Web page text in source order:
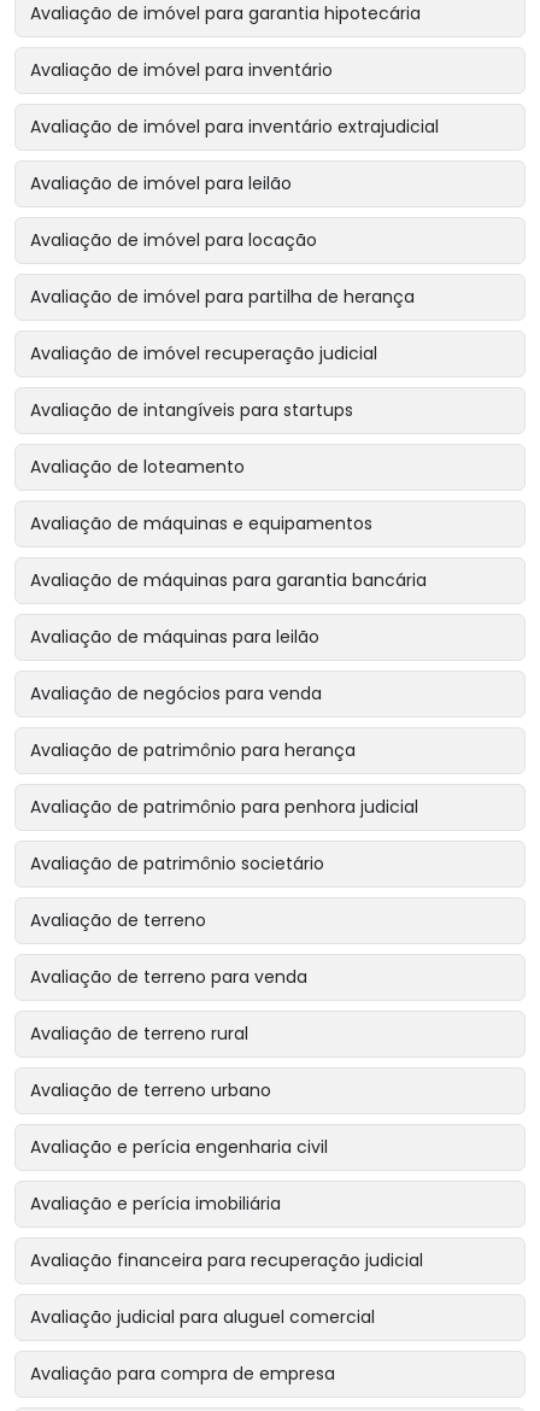
Avaliação de imóvel para garantia hipotecária
Avaliação de imóvel para inventário
Avaliação de imóvel para inventário extrajudicial
Avaliação de imóvel para leilão
Avaliação de imóvel para locação
Avaliação de imóvel para partilha de herança
Avaliação de imóvel recuperação judicial
Avaliação de intangíveis para startups
Avaliação de loteamento
Avaliação de máquinas e equipamentos
Avaliação de máquinas para garantia bancária
Avaliação de máquinas para leilão
Avaliação de negócios para venda
Avaliação de patrimônio para herança
Avaliação de patrimônio para penhora judicial
Avaliação de patrimônio societário
Avaliação de terreno
Avaliação de terreno para venda
Avaliação de terreno rural
Avaliação de terreno urbano
Avaliação e perícia engenharia civil
Avaliação e perícia imobiliária
Avaliação financeira para recuperação judicial
Avaliação judicial para aluguel comercial
Avaliação para compra de empresa